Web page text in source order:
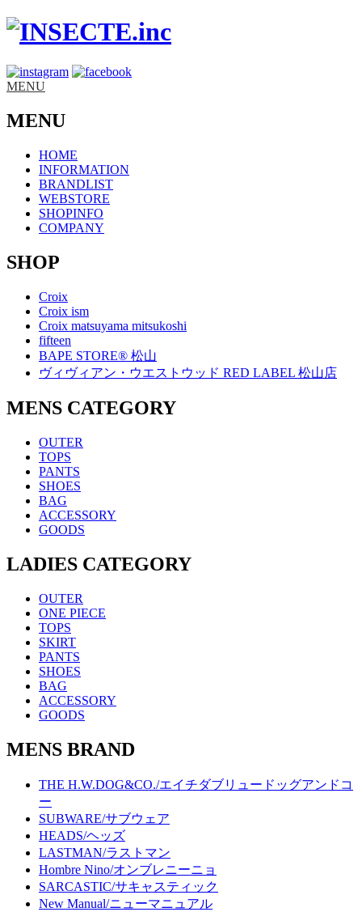
MENU
MENU
HOME
INFORMATION
BRANDLIST
WEBSTORE
SHOPINFO
COMPANY
SHOP
Croix
Croix ism
Croix matsuyama mitsukoshi
fifteen
BAPE STORE® 松山
ヴィヴィアン・ウエストウッド RED LABEL 松山店
MENS CATEGORY
OUTER
TOPS
PANTS
SHOES
BAG
ACCESSORY
GOODS
LADIES CATEGORY
OUTER
ONE PIECE
TOPS
SKIRT
PANTS
SHOES
BAG
ACCESSORY
GOODS
MENS BRAND
THE H.W.DOG&CO./エイチダブリュードッグアンドコ
ー
SUBWARE/サブウェア
HEADS/ヘッズ
LASTMAN/ラストマン
Hombre Nino/オンブレニーニョ
SARCASTIC/サキャスティック
New Manual/ニューマニュアル